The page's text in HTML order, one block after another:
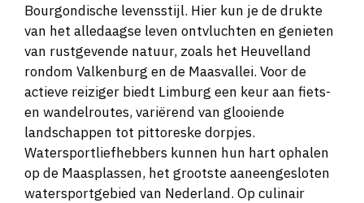
Bourgondische levensstijl. Hier kun je de drukte
van het alledaagse leven ontvluchten en genieten
van rustgevende natuur, zoals het Heuvelland
rondom Valkenburg en de Maasvallei. Voor de
actieve reiziger biedt Limburg een keur aan fiets-
en wandelroutes, variërend van glooiende
landschappen tot pittoreske dorpjes.
Watersportliefhebbers kunnen hun hart ophalen
op de Maasplassen, het grootste aaneengesloten
watersportgebied van Nederland. Op culinair